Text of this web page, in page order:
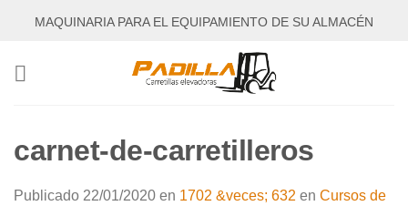
MAQUINARIA PARA EL EQUIPAMIENTO DE SU ALMACÉN
carnet-de-carretilleros
Publicado 22/01/2020 en 1702 &veces; 632 en Cursos de